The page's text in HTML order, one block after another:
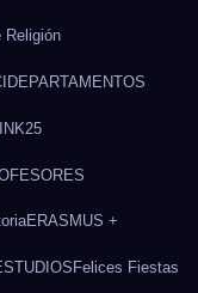
Religión
DEPARTAMENTOS
ERASMUS +
Felices Fiestas